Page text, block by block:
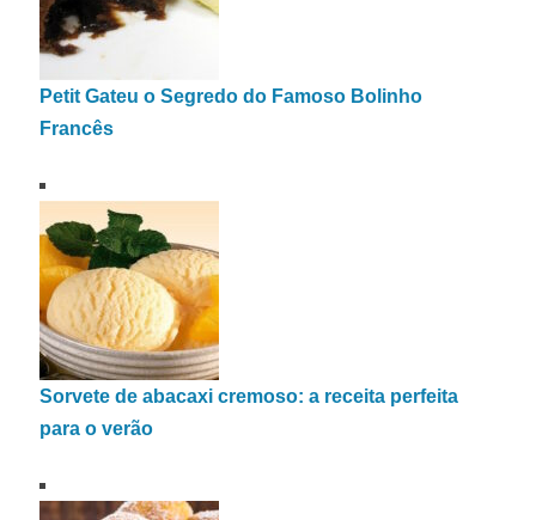
Petit Gateu o Segredo do Famoso Bolinho
Francês
Sorvete de abacaxi cremoso: a receita perfeita
para o verão